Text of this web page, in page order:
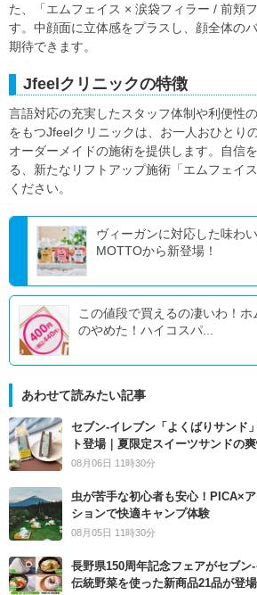
た、「エムフェイス × 涙袋フィラー / 前頬
す。中顔面に立体感をプラスし、顔全体の
期待できます。
Jfeelクリニックの特徴
言語対応の充実したスタッフ体制や利便性
をもつJfeelクリニックは、お一人おひとり
オーダーメイドの施術を提供します。自信
る、新たなリフトアップ施術「エムフェイ
ください。
ヴィーガンに対応した味わ
MOTTOから新登場！
この値段で買えるの凄いわ！ホ
のやめた！ハイコスパ...
あわせて読みたい記事
セブン‐イレブン「よくばりサンド
ト登場｜夏限定スイーツサンドの
08月06日 11時30分
虫が苦手な初心者も安心！PICA×
ションで快適キャンプ体験
08月05日 11時30分
長野県150周年記念フェアがセブ
伝統野菜を使った新商品21品が登場